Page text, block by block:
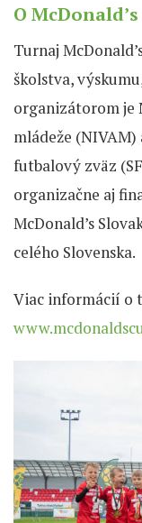
O McDonald’s
Turnaj
školstva,
organizátorom je
mládeže
futbalový zväz
organizačne aj
McDonald’s
celého Slovenska.
Viac informácií o